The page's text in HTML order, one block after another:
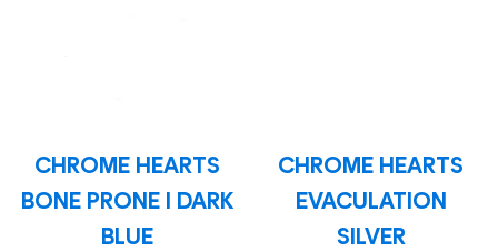
CHROME HEARTS
BONE PRONE I DARK
BLUE
CHROME HEARTS
EVACULATION
SILVER